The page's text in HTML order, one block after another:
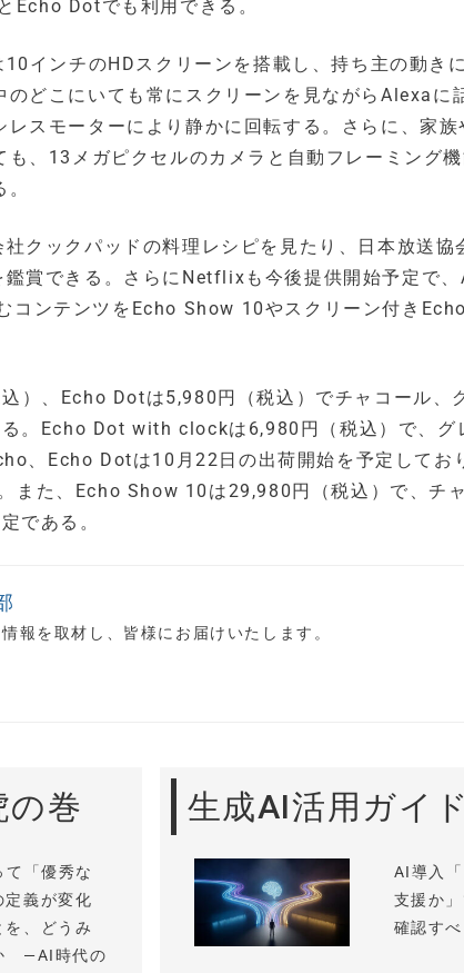
Echo Dotでも利用できる。
インチのHDスクリーンを搭載し、持ち主の動き
どこにいても常にスクリーンを見ながらAlexaに
レスモーターにより静かに回転する。さらに、家
も、13メガピクセルのカメラと自動フレーミング
クックパッドの料理レシピを見たり、日本放送協
賞できる。さらにNetflixも今後提供開始予定で、
コンテンツをEcho Show 10やスクリーン付き
）、Echo Dotは5,980円（税込）でチャコール、
。Echo Dot with clockは6,980円（税込）で、グ
、Echo Dotは10月22日の出荷開始を予定して
また、Echo Show 10は29,980円（税込）で、チ
である。
報を取材し、皆様にお届けいたします。
の巻
「優秀な
定義が変化
を、どうみ
—AI時代の
生成AI活用ガイド
AI導入
支援か
確認す